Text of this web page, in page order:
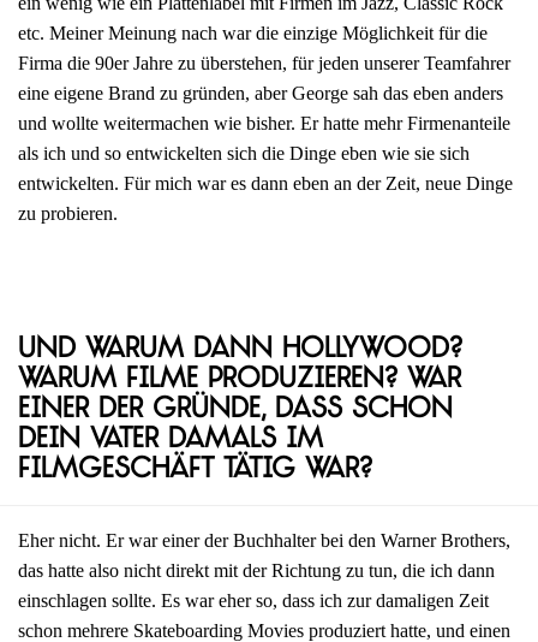
etc. Meiner Meinung nach war die einzige Möglichkeit für die
Firma die 90er Jahre zu überstehen, für jeden unserer Teamfahrer
eine eigene Brand zu gründen, aber George sah das eben anders
und wollte weitermachen wie bisher. Er hatte mehr Firmenanteile
als ich und so entwickelten sich die Dinge eben wie sie sich
entwickelten. Für mich war es dann eben an der Zeit, neue Dinge
zu probieren.
Und warum dann Hollywood?
Warum Filme produzieren? War
einer der Gründe, dass schon
dein Vater damals im
Filmgeschäft tätig war?
Eher nicht. Er war einer der Buchhalter bei den Warner Brothers,
das hatte also nicht direkt mit der Richtung zu tun, die ich dann
einschlagen sollte. Es war eher so, dass ich zur damaligen Zeit
schon mehrere Skateboarding Movies produziert hatte, und einen